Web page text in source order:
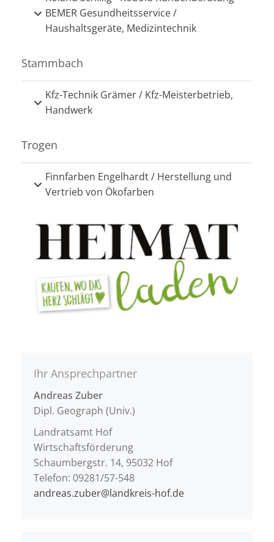
BEMER Gesundheitsservice /
Haushaltsgeräte, Medizintechnik
Stammbach
Kfz-Technik Grämer / Kfz-Meisterbetrieb,
Handwerk
Trogen
Finnfarben Engelhardt / Herstellung und
Vertrieb von Ökofarben
Ihr Ansprechpartner
Andreas Zuber
Dipl. Geograph (Univ.)
Landratsamt Hof
Wirtschaftsförderung
Schaumbergstr. 14, 95032 Hof
Telefon: 09281/57-548
andreas.zuber@landkreis-hof.de